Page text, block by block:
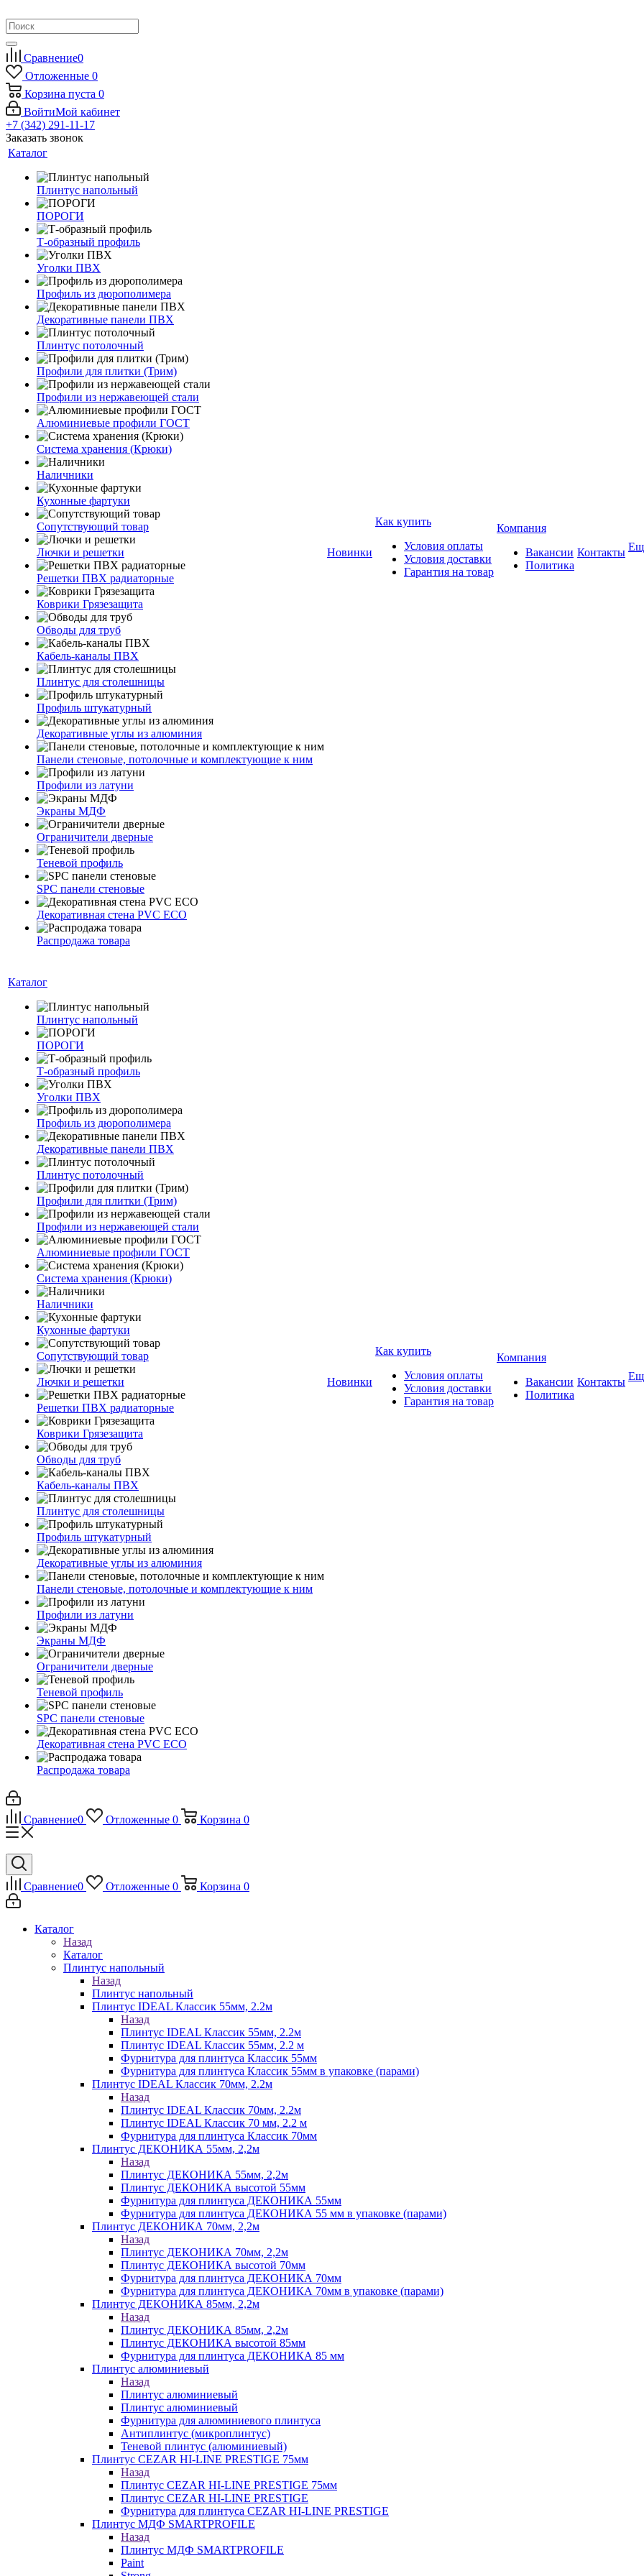
Сравнение0
Отложенные 0
Корзина пуста 0
ВойтиМой кабинет
+7 (342) 291-11-17
Заказать звонок
Каталог
Плинтус напольный
ПОРОГИ
Т-образный профиль
Уголки ПВХ
Профиль из дюрополимера
Декоративные панели ПВХ
Плинтус потолочный
Профили для плитки (Трим)
Профили из нержавеющей стали
Алюминиевые профили ГОСТ
Система хранения (Крюки)
Наличники
Кухонные фартуки
Сопутствующий товар
Лючки и решетки
Решетки ПВХ радиаторные
Коврики Грязезащита
Обводы для труб
Кабель-каналы ПВХ
Плинтус для столешницы
Профиль штукатурный
Декоративные углы из алюминия
Панели стеновые, потолочные и комплектующие к ним
Профили из латуни
Экраны МДФ
Ограничители дверные
Теневой профиль
SPC панели стеновые
Декоративная стена PVC ECO
Распродажа товара
Новинки
Как купить
Условия оплаты
Условия доставки
Гарантия на товар
Компания
Вакансии
Политика
Контакты
Каталог
Плинтус напольный
ПОРОГИ
Т-образный профиль
Уголки ПВХ
Профиль из дюрополимера
Декоративные панели ПВХ
Плинтус потолочный
Профили для плитки (Трим)
Профили из нержавеющей стали
Алюминиевые профили ГОСТ
Система хранения (Крюки)
Наличники
Кухонные фартуки
Сопутствующий товар
Лючки и решетки
Решетки ПВХ радиаторные
Коврики Грязезащита
Обводы для труб
Кабель-каналы ПВХ
Плинтус для столешницы
Профиль штукатурный
Декоративные углы из алюминия
Панели стеновые, потолочные и комплектующие к ним
Профили из латуни
Экраны МДФ
Ограничители дверные
Теневой профиль
SPC панели стеновые
Декоративная стена PVC ECO
Распродажа товара
Новинки
Как купить
Условия оплаты
Условия доставки
Гарантия на товар
Компания
Вакансии
Политика
Контакты
Сравнение0 Отложенные 0 Корзина 0
Сравнение0 Отложенные 0 Корзина 0
Каталог
Назад
Каталог
Плинтус напольный
Назад
Плинтус напольный
Плинтус IDEAL Классик 55мм, 2.2м
Назад
Плинтус IDEAL Классик 55мм, 2.2м
Плинтус IDEAL Классик 55мм, 2.2 м
Фурнитура для плинтуса Классик 55мм
Фурнитура для плинтуса Классик 55мм в упаковке (парами)
Плинтус IDEAL Классик 70мм, 2.2м
Назад
Плинтус IDEAL Классик 70мм, 2.2м
Плинтус IDEAL Классик 70 мм, 2.2 м
Фурнитура для плинтуса Классик 70мм
Плинтус ДЕКОНИКА 55мм, 2,2м
Назад
Плинтус ДЕКОНИКА 55мм, 2,2м
Плинтус ДЕКОНИКА высотой 55мм
Фурнитура для плинтуса ДЕКОНИКА 55мм
Фурнитура для плинтуса ДЕКОНИКА 55 мм в упаковке (парами)
Плинтус ДЕКОНИКА 70мм, 2,2м
Назад
Плинтус ДЕКОНИКА 70мм, 2,2м
Плинтус ДЕКОНИКА высотой 70мм
Фурнитура для плинтуса ДЕКОНИКА 70мм
Фурнитура для плинтуса ДЕКОНИКА 70мм в упаковке (парами)
Плинтус ДЕКОНИКА 85мм, 2,2м
Назад
Плинтус ДЕКОНИКА 85мм, 2,2м
Плинтус ДЕКОНИКА высотой 85мм
Фурнитура для плинтуса ДЕКОНИКА 85 мм
Плинтус алюминиевый
Назад
Плинтус алюминиевый
Плинтус алюминиевый
Фурнитура для алюминиевого плинтуса
Антиплинтус (микроплинтус)
Теневой плинтус (алюминиевый)
Плинтус CEZAR HI-LINE PRESTIGE 75мм
Назад
Плинтус CEZAR HI-LINE PRESTIGE 75мм
Плинтус CEZAR HI-LINE PRESTIGE
Фурнитура для плинтуса CEZAR HI-LINE PRESTIGE
Плинтус МДФ SMARTPROFILE
Назад
Плинтус МДФ SMARTPROFILE
Paint